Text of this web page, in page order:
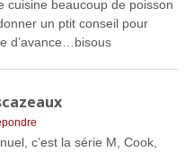
beaucoup de poisson
un ptit conseil pour
d’avance…bisous
c’est la série M, Cook,